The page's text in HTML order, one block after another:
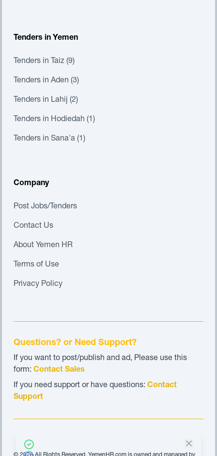
Tenders in Yemen
Tenders in Taiz (9)
Tenders in Aden (3)
Tenders in Lahij (2)
Tenders in Hodiedah (1)
Tenders in Sana'a (1)
Company
Post Jobs/Tenders
Contact Us
About Yemen HR
Terms of Use
Privacy Policy
Questions? or Need Support?
If you want to post/publish and ad, Please use this
form: Contact Sales
If you need support or have questions: Contact
Support